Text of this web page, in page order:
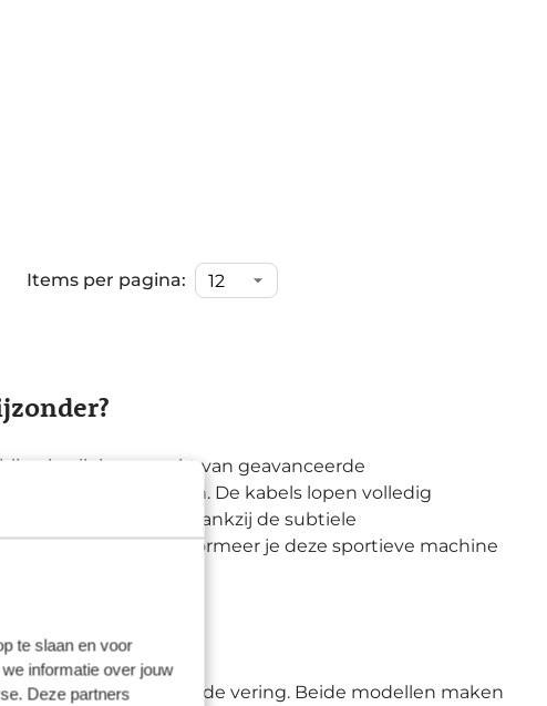
te slaan en voor
informatie over jouw
Deze partners
Items per pagina:
gebruik is gemaakt van geavanceerde
stijfheid in te boeten. De kabels lopen volledig
minimaliseert. Dankzij de subtiele
transformeer je deze sportieve machine
gebruik.
en SLX
en geavanceerde vering. Beide modellen maken